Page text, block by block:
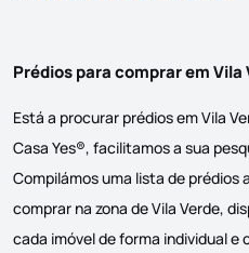
Prédios para comprar em Vila
Está a procurar prédios em Vila
Casa Yes®, facilitamos a sua
Compilámos uma lista de prédios
comprar na zona de Vila Verde,
cada imóvel de forma individual e